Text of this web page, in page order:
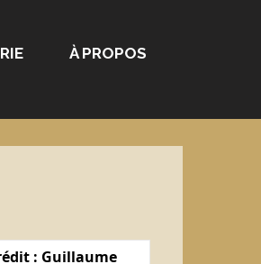
À PROPOS
: Guillaume